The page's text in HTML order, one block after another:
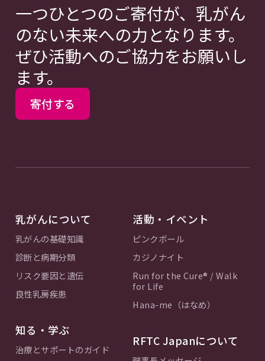
一つひとつのご寄付が、乳がん
のない未来への力となります。
ぜひ活動へのご協力をお願いし
ます。
寄付する
乳がんについて
乳がんの基礎知識
診断と病期分類
リスク要因と遺伝
良性乳房疾患
知る・学ぶ
治療とサポートのガイド
活動・イベント
ピンクボール
カジノナイト
Run for the Cure® / Walk
for Life
Hana-me（はなめ）
RFTC Japanについて